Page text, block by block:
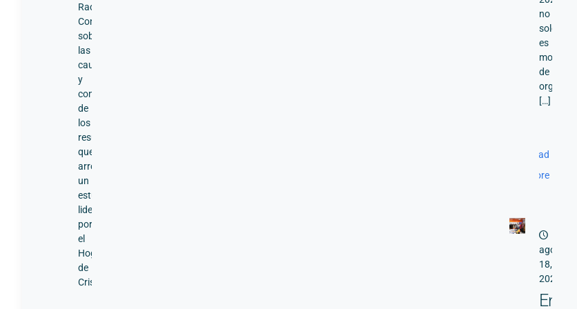
Radio
Concierto
sobre
las
causas
y
consecuencias
de
los
resultados
que
arrojó
un
estudio
liderado
por
el
Hogar
de
Cristo.
no
solo
es
motivo
de
orgullo
[…]
Read
more
agosto
18,
2025